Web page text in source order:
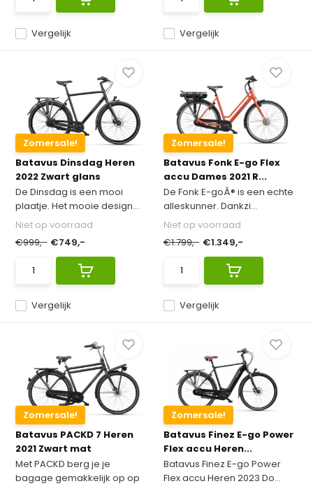
Vergelijk Vergelijk
Zomersale!
Batavus Dinsdag Heren
2022 Zwart glans
De Dinsdag is een mooi
plaatje. Het mooie design...
Vergelijk
Niet op voorraad
€999,- €749,-
Zomersale!
Batavus Fonk E-go Flex
accu Dames 2021 R...
De Fonk E-goÂ® is een echte
alleskunner. Dankzi...
Vergelijk
Niet op voorraad
€1.799,- €1.349,-
Zomersale!
Batavus PACKD 7 Heren
2021 Zwart mat
Met PACKD berg je je
bagage gemakkelijk op op
Zomersale!
Batavus Finez E-go Power
Flex accu Heren...
Batavus Finez E-go Power
Flex accu Heren 2023 Do...